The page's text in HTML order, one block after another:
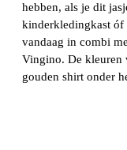
hebben, als je dit
kinderkledingkast
vandaag in combi
Vingino. De kleuren
gouden shirt onder